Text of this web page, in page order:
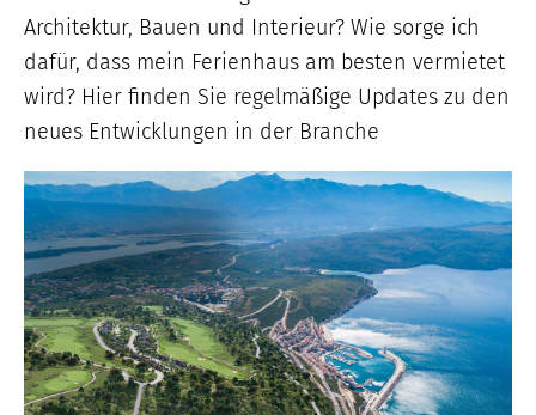
Architektur, Bauen und Interieur? Wie sorge ich
dafür, dass mein Ferienhaus am besten vermietet
wird? Hier finden Sie regelmäßige Updates zu den
neues Entwicklungen in der Branche